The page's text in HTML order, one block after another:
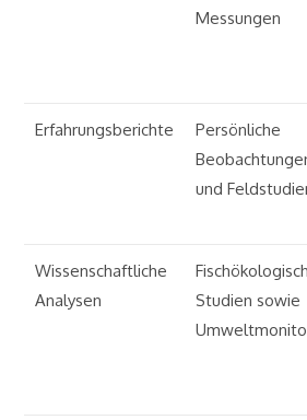
Messungen
Erfahrungsberichte
Persönliche
und
Wissenschaftliche
Analysen
Studien sowie